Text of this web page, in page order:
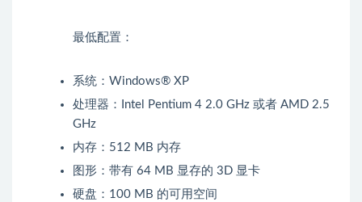
最低配置：
系统：Windows® XP
处理器：Intel Pentium 4 2.0 GHz 或者 AMD 2.5
GHz
内存：512 MB 内存
图形：带有 64 MB 显存的 3D 显卡
硬盘：100 MB 的可用空间